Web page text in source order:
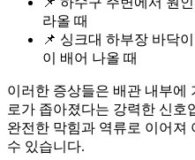
라올 때
📌 싱크대 하부장 바닥
이 배어 나올 때
이러한 증상들은 배관 내부에
로가 좁아졌다는 강력한 신호
완전한 막힘과 역류로 이어져
수 있습니다.